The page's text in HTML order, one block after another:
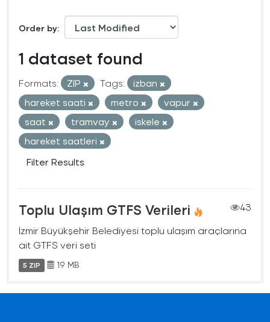
Order by
1 dataset found
Formats: ZIP Tags:
izban
hareket saati
metro
vapur
saat
tramvay
iskele
hareket saatleri
Filter Results
Toplu Ulaşım GTFS Verileri
43
İzmir Büyükşehir Belediyesi toplu ulaşım araçlarına
ait GTFS veri seti
5 ZIP 19 MB